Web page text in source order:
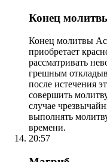
Конец
Конец молитвы
приобретает
рассматривать
грешным
после истечения
совершить
случае
выполнять
времени.
20:57